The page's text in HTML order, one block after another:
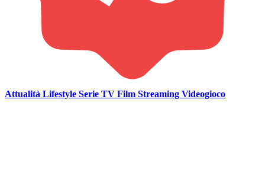
Attualità Lifestyle Serie TV Film Streaming Videogioco